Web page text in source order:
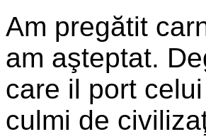
Am pregătit
am aşteptat.
care il port
culmi de